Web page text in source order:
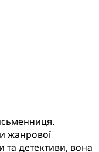
жанрової
та детективи, вона